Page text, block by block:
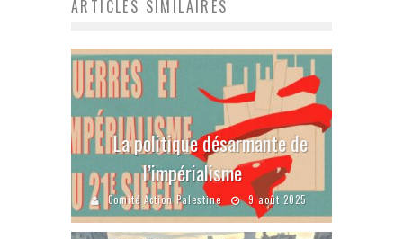
ARTICLES SIMILAIRES
La politique désarmante de
l’impérialisme
Comité Action Palestine 9 août 2025